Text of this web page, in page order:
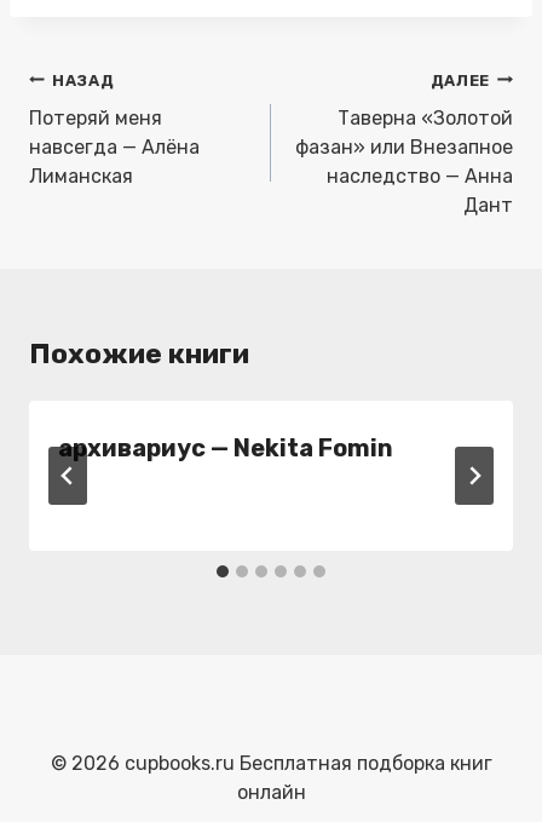
Навигация
по
записям
НАЗАД
Потеряй меня
навсегда — Алёна
Лиманская
ДАЛЕЕ
Таверна «Золотой
фазан» или Внезапное
наследство — Анна
Дант
Похожие книги
архивариус — Nekita Fomin
© 2026 cupbooks.ru Бесплатная подборка книг
онлайн